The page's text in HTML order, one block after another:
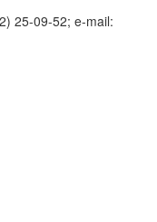
25-09-52; e-mail: